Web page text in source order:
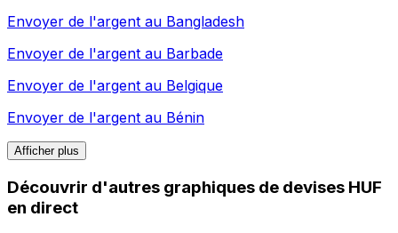
Envoyer de l'argent au Bangladesh
Envoyer de l'argent au Barbade
Envoyer de l'argent au Belgique
Envoyer de l'argent au Bénin
Afficher plus
Découvrir d'autres graphiques de devises HUF
en direct